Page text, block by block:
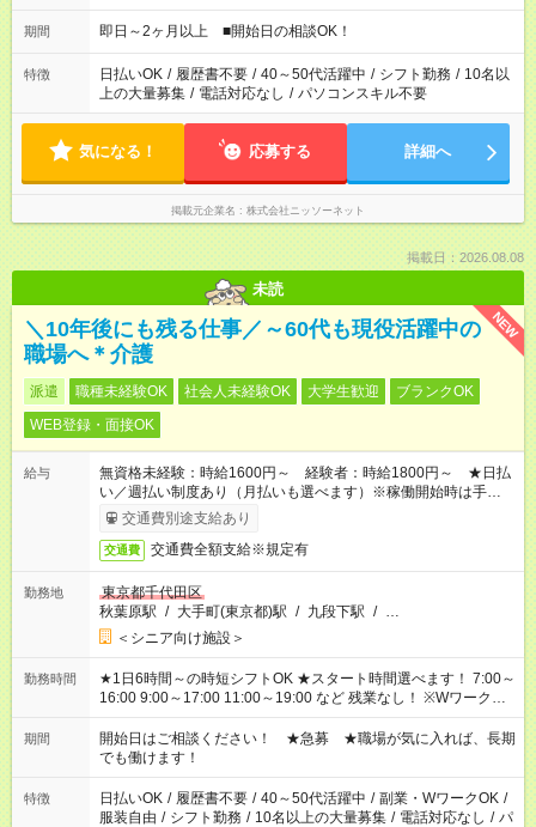
期間 即日～2ヶ月以上 ■開始日の相談OK！
特徴 日払いOK / 履歴書不要 / 40～50代活躍中 / シフト勤務 / 10名以
上の大量募集 / 電話対応なし / パソコンスキル不要
気になる！ 応募する 詳細へ
掲載元企業名 株式会社ニッソーネット
掲載日：2026.08.08
未読
NEW
＼10年後にも残る仕事／～60代も現役活躍中の
職場へ＊介護
派遣 職種未経験OK 社会人未経験OK 大学生歓迎
ブランクOK
WEB登録・面接OK
給与
無資格未経験：時給1600円～ 経験者：時給1800円～ ★日払
い／週払い制度あり（月払いも選べます）※稼働開始時は手続き
完了次第のお支払いとなります。
交通費別途支給あり
交通費 交通費全額支給※規定有
勤務地
東京都千代田区
秋葉原駅 / 大手町(東京都)駅 / 九段下駅 / …
＜シニア向け施設＞
勤務時間
★1日6時間～の時短シフトOK ★スタート時間選べます！ 7:00～
16:00 9:00～17:00 11:00～19:00 など 残業なし！ ※Wワークの
場合、他のお仕事と合わせ週40時間超の就業はご案内できませ
ん ※法令に基づき、週20時間以上勤務は社会保険への加入対象
となります ※労働者派遣法（日雇い派遣の原則禁止）により、
短時間・短期間の就業はご案内が難しい場合があります
期間
開始日はご相談ください！ ★急募 ★職場が気に入れば、長期
でも働けます！
特徴 日払いOK / 履歴書不要 / 40～50代活躍中 / 副業・WワークOK /
服装自由 / シフト勤務 / 10名以上の大量募集 / 電話対応なし / パ